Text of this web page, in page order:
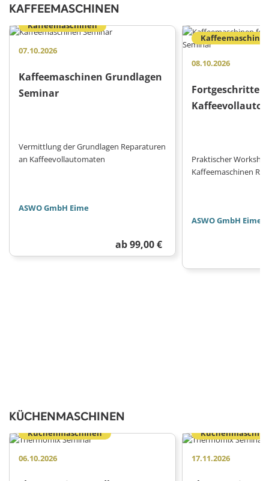
KAFFEEMASCHINEN
Kaffeemaschinen
07.10.2026
Kaffeemaschinen Grundlagen
Seminar
Vermittlung der Grundlagen Reparaturen
an Kaffeevollautomaten
ASWO GmbH Eime
ab 99,00 €
08.10.2026
Praktischer
Kaffeemaschinen
ASWO GmbH Eime
KÜCHENMASCHINEN
Küchenmaschinen
06.10.2026 17.11.2026